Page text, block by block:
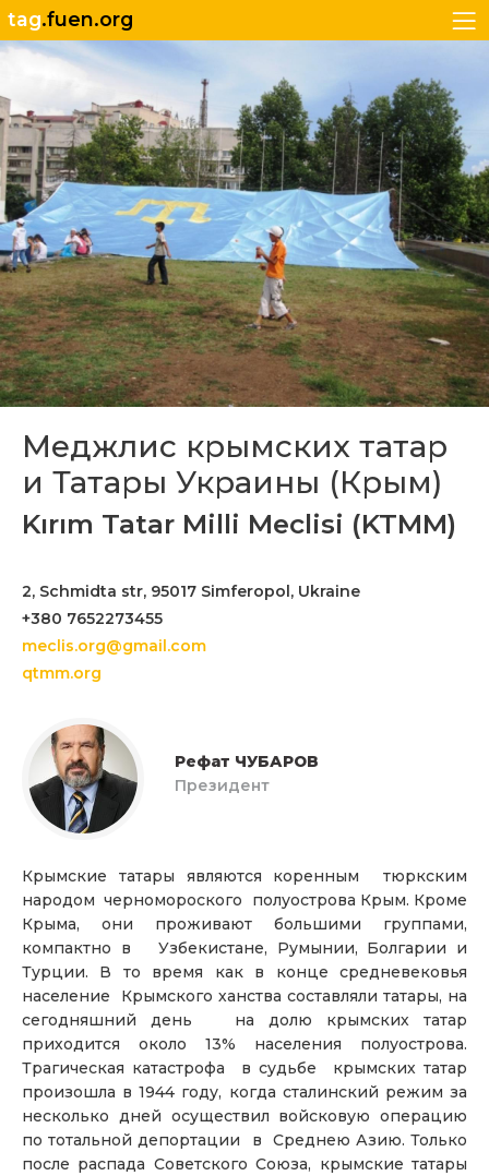
tag.fuen.org
Меджлис крымских татар
и Татары Украины (Крым)
Kırım Tatar Milli Meclisi (KTMM)
2, Schmidta str, 95017 Simferopol, Ukraine
+380 7652273455
meclis.org@gmail.com
qtmm.org
Рефат ЧУБАРОВ
Президент
Крымские татары являются коренным тюркским
народом черномороского полуострова Крым. Кроме
Крыма, они проживают большими группами,
компактно в Узбекистане, Румынии, Болгарии и
Турции. В то время как в конце средневековья
население Крымского ханства составляли татары, на
сегодняшний день на долю крымских татар
приходится около 13% населения полуострова.
Трагическая катастрофа в судьбе крымских татар
произошла в 1944 году, когда сталинский режим за
несколько дней осуществил войсковую операцию
по тотальной депортации в Среднею Азию. Только
после распада Советского Союза, крымские татары